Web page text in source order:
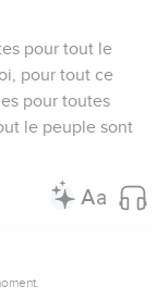
pour tout le
pour tout ce
pour toutes
le peuple sont